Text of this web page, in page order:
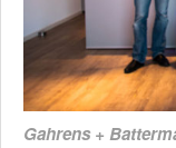
Gahrens +